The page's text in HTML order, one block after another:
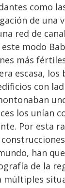
como
de una
red de
modo
más
escasa, los
con
los unían
Por esta
han
de la
múltiples